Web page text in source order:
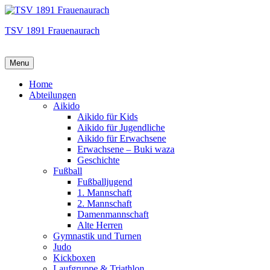
TSV 1891 Frauenaurach
Menu
Hauptmenü
Home
Abteilungen
Aikido
Aikido für Kids
Aikido für Jugendliche
Aikido für Erwachsene
Erwachsene – Buki waza
Geschichte
Fußball
Fußballjugend
1. Mannschaft
2. Mannschaft
Damenmannschaft
Alte Herren
Gymnastik und Turnen
Judo
Kickboxen